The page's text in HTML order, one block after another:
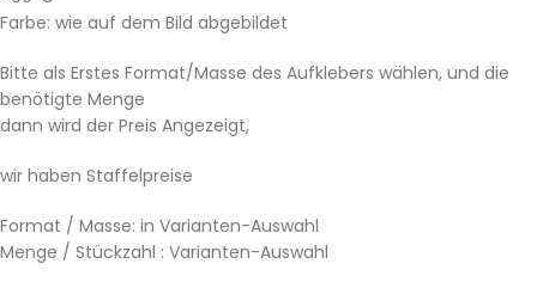
Farbe: wie auf dem Bild abgebildet
Bitte als Erstes Format/Masse des Aufklebers wählen, und die
benötigte Menge
dann wird der Preis Angezeigt,
wir haben Staffelpreise
Format / Masse: in Varianten-Auswahl
Menge / Stückzahl : Varianten-Auswahl